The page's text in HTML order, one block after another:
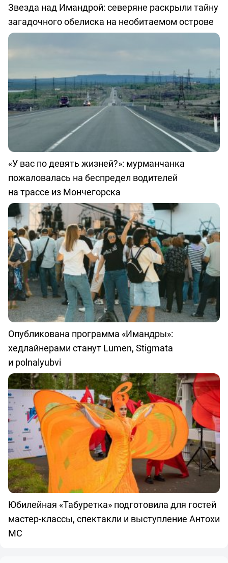
Звезда над Имандрой: северяне раскрыли тайну
загадочного обелиска на необитаемом острове
«У вас по девять жизней?»: мурманчанка
пожаловалась на беспредел водителей
на трассе из Мончегорска
Опубликована программа «Имандры»:
хедлайнерами станут Lumen, Stigmata
и polnalyubvi
Юбилейная «Табуретка» подготовила для гостей
мастер-классы, спектакли и выступление Антохи
МС